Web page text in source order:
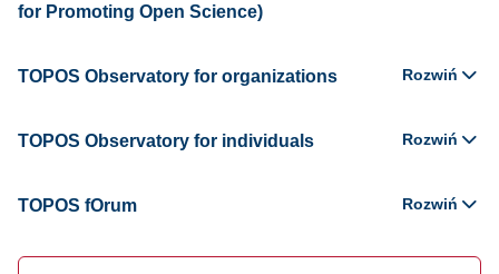
for Promoting Open Science)
TOPOS Observatory for organizations Rozwiń
TOPOS Observatory for individuals Rozwiń
TOPOS fOrum Rozwiń